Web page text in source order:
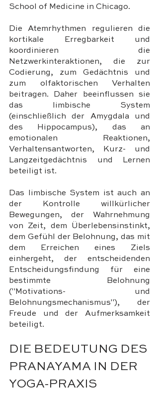
School of Medicine in Chicago.
Die Atemrhythmen regulieren die
kortikale Erregbarkeit und
koordinieren die
Netzwerkinteraktionen, die zur
Codierung, zum Gedächtnis und
zum olfaktorischen Verhalten
beitragen. Daher beeinflussen sie
das limbische System
(einschließlich der Amygdala und
des Hippocampus), das an
emotionalen Reaktionen,
Verhaltensantworten, Kurz- und
Langzeitgedächtnis und Lernen
beteiligt ist.
Das limbische System ist auch an
der Kontrolle willkürlicher
Bewegungen, der Wahrnehmung
von Zeit, dem Überlebensinstinkt,
dem Gefühl der Belohnung, das mit
dem Erreichen eines Ziels
einhergeht, der entscheidenden
Entscheidungsfindung für eine
bestimmte Belohnung
("Motivations- und
Belohnungsmechanismus"), der
Freude und der Aufmerksamkeit
beteiligt.
DIE BEDEUTUNG DES
PRANAYAMA IN DER
YOGA-PRAXIS